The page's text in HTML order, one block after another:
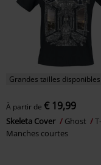
Grandes tailles disponibles
À partir de € 19,99
Skeleta Cover Ghost
Manches courtes